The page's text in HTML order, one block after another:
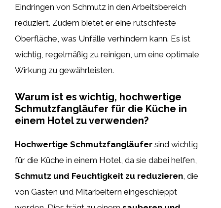
Eindringen von Schmutz in den Arbeitsbereich
reduziert. Zudem bietet er eine rutschfeste
Oberfläche, was Unfälle verhindern kann. Es ist
wichtig, regelmäßig zu reinigen, um eine optimale
Wirkung zu gewährleisten.
Warum ist es wichtig, hochwertige
Schmutzfangläufer für die Küche in
einem Hotel zu verwenden?
Hochwertige Schmutzfangläufer sind wichtig
für die Küche in einem Hotel, da sie dabei helfen,
Schmutz und Feuchtigkeit zu reduzieren , die
von Gästen und Mitarbeitern eingeschleppt